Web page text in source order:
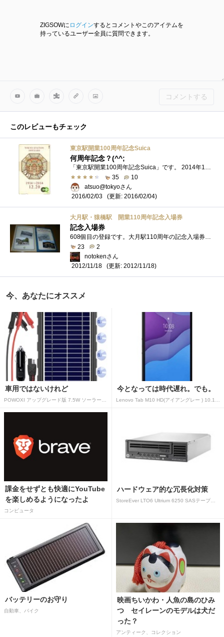
ZIGSOWに ログインするとコメントやこのアイテムを
持っているユーザー全員に質問できます。
コメントする
このレビューもチェック
東京駅開業100周年記念Suica
何周年記念？(^^;
「東京駅開業100周年記念Suica」です。 2014年12月20日の東京駅開業100周年に合わせ、同日10時より東京駅限定・15,000枚限定で販売するも人が押し寄せ...
35
10
atsuo@tokyoさん
2016/02/03
(更新: 2016/02/04)
大月駅・猿橋駅 開業110周年記念入場券
記念入場券
608個目の登録です。大月駅110周年の記念入場券です。猿橋は橋上駅舎化工事の際にエレベータが付きましたが、大月は未だ階段だけです。ちなみ�...
23
2
notokenさん
2012/11/18
(更新: 2012/11/18)
今、あなたにオススメ
車用ではないけれど 今となっては時代遅れ。でも。
Lenovo Tab M10 HD(アイアングレー ) 10.1型 2GB/32GB/WiFi ZA
課金をせずとも快適にYouTube
を楽しめるようになったよ
コンピュータ
ハードウェア的な冗長化対策
バッテリーのお守り
自動車、バイク
映画ちいかわ・人魚の島のひみ
つ セイレーンのモデルは犬だ
った？
アンティーク、コレクション